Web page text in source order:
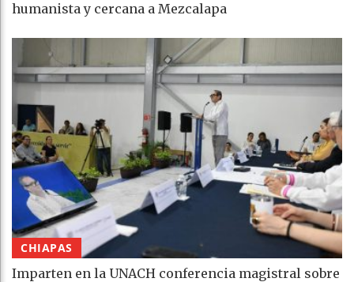
humanista y cercana a Mezcalapa
CHIAPAS
Imparten en la UNACH conferencia magistral sobre